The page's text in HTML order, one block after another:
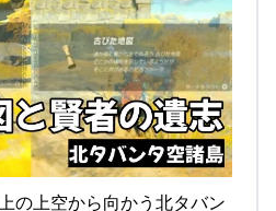
の上空から向かう北タバン